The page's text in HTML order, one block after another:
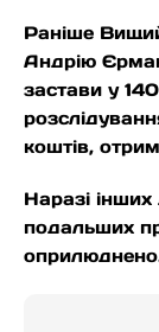
Раніше
Андрію
застави у
коштів,
Наразі
подальших